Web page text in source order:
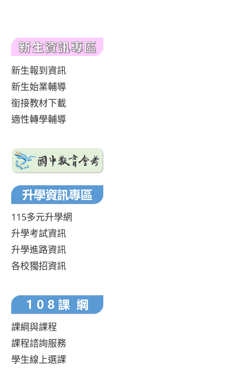
新生報到資訊
新生始業輔導
銜接教材下載
適性轉學輔導
115多元升學網
升學考試資訊
升學進路資訊
各校獨招資訊
課綱與課程
課程諮詢服務
學生線上選課